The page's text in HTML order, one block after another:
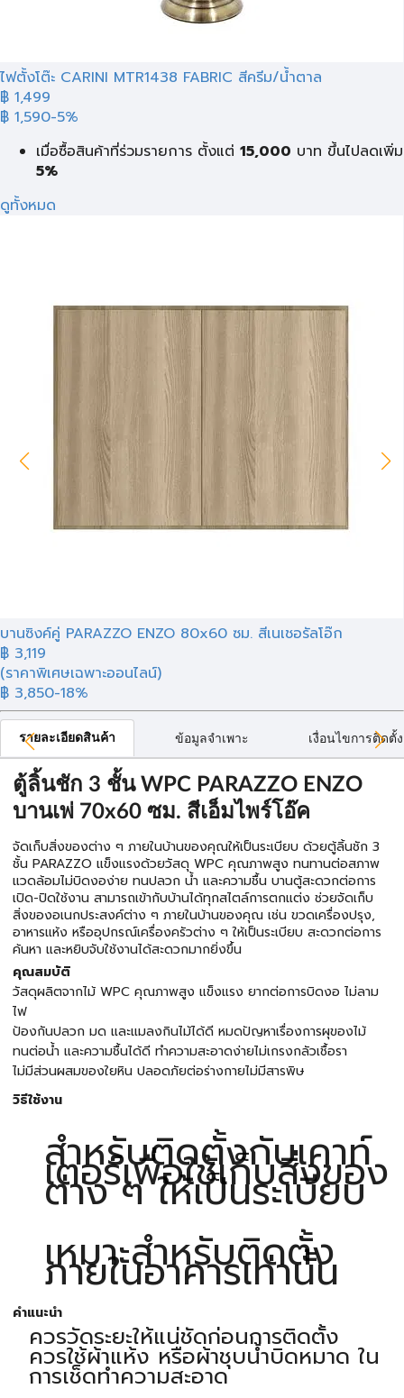
ไฟตั้งโต๊ะ CARINI MTR1438 FABRIC สีครีม/น้ำตาล
฿ 1,499
฿ 1,590-5%
เมื่อซื้อสินค้าที่ร่วมรายการ ตั้งแต่ 15,000 บาท ขึ้นไปลดเพิ่ม
5%
ดูทั้งหมด
บานซิงค์คู่ PARAZZO ENZO 80x60 ซม. สีเนเชอรัลโอ๊ก
฿ 3,119
(ราคาพิเศษเฉพาะออนไลน์)
฿ 3,850-18%
รายละเอียดสินค้า ข้อมูลจำเพาะ เงื่อนไขการติดตั้ง
ตู้ลิ้นชัก 3 ชั้น WPC PARAZZO ENZO
บานเพ่ 70x60 ซม. สีเอ็มไพร์โอ๊ค
จัดเก็บสิ่งของต่าง ๆ ภายในบ้านของคุณให้เป็นระเบียบ ด้วยตู้ลิ้นชัก 3
ชั้น PARAZZO แข็งแรงด้วยวัสดุ WPC คุณภาพสูง ทนทานต่อสภาพ
แวดล้อมไม่บิดงอง่าย ทนปลวก น้ำ และความชื้น บานตู้สะดวกต่อการ
เปิด-ปิดใช้งาน สามารถเข้ากับบ้านได้ทุกสไตล์การตกแต่ง ช่วยจัดเก็บ
สิ่งของอเนกประสงค์ต่าง ๆ ภายในบ้านของคุณ เช่น ขวดเครื่องปรุง,
อาหารแห้ง หรืออุปกรณ์เครื่องครัวต่าง ๆ ให้เป็นระเบียบ สะดวกต่อการ
ค้นหา และหยิบจับใช้งานได้สะดวกมากยิ่งขึ้น
คุณสมบัติ
วัสดุผลิตจากไม้ WPC คุณภาพสูง แข็งแรง ยากต่อการบิดงอ ไม่ลาม
ไฟ
ป้องกันปลวก มด และแมลงกินไม้ได้ดี หมดปัญหาเรื่องการผุของไม้
ทนต่อน้ำ และความชื้นได้ดี ทำความสะอาดง่ายไม่เกรงกลัวเชื้อรา
ไม่มีส่วนผสมของใยหิน ปลอดภัยต่อร่างกายไม่มีสารพิษ
วิธีใช้งาน
สำหรับติดตั้งกับเคาท์
เตอร์เพื่อใช้เก็บสิ่งของ
ต่าง ๆ ให้เป็นระเบียบ
เหมาะสำหรับติดตั้ง
ภายในอาคารเท่านั้น
คำแนะนำ
ควรวัดระยะให้แน่ชัดก่อนการติดตั้ง
ควรใช้ผ้าแห้ง หรือผ้าชุบน้ำบิดหมาด ใน
การเช็ดทำความสะอาด